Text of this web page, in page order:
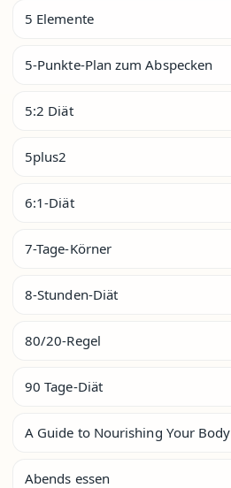
5 Elemente
5-Punkte-Plan zum Abspecken
5:2 Diät
5plus2
6:1-Diät
7-Tage-Körner
8-Stunden-Diät
80/20-Regel
90 Tage-Diät
A Guide to Nourishing Your Body
Abends essen